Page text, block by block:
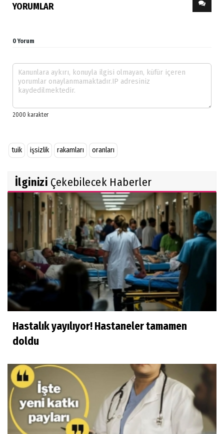
YORUMLAR
0 Yorum
tuik işsizlik rakamları oranları
İlginizi Çekebilecek Haberler
Hastalık yayılıyor! Hastaneler tamamen
doldu